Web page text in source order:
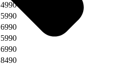
4990
5990
6990
5990
6990
8490